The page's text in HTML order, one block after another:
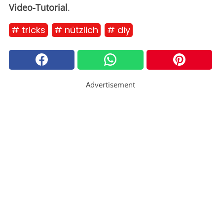
Video-Tutorial.
# tricks # nützlich # diy
Advertisement